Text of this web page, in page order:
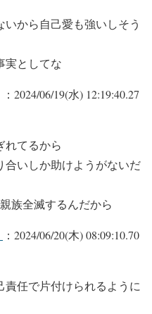
から自己愛も強いしそう
実としてな
：2024/06/19(水) 12:19:40.27
れてるから
合いしか助けようがないだ
族全滅するんだから
：2024/06/20(木) 08:09:10.70
責任で片付けられるように